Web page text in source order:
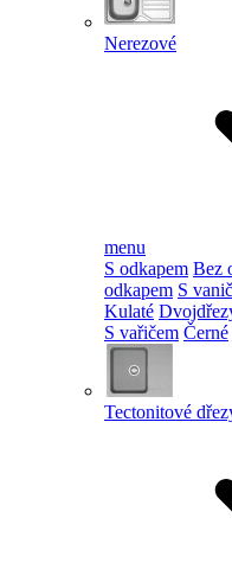
Nerezové
menu
S odkapem Bez
odkapem S
Kulaté
S vařičem Černé
Tectonitové